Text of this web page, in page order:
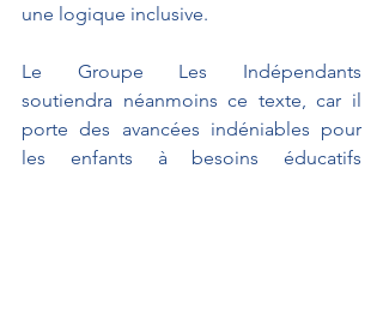
une logique inclusive.
Le Groupe Les Indépendants
soutiendra néanmoins ce texte, car il
porte des avancées indéniables pour
les enfants à besoins éducatifs